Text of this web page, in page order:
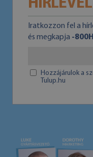
HÍRLEVÉL
Iratkozzon fel a
és megkapja -
Hozzájárulok a
Tulup.hu